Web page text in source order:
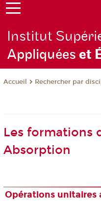
Institut
Appliquéeset
Accueil Rechercher par
Les formations
Absorption
Opérations unitaires